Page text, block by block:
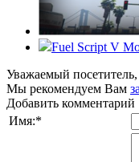
Fuel Script V
Уважаемый
Мы рекомендуем Вам
Добавить комментарий
Имя:*